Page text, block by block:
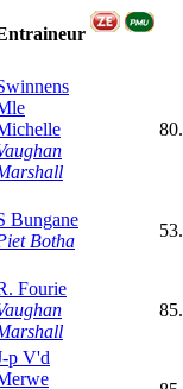
Bungane
Botha
Fourie
p V'd